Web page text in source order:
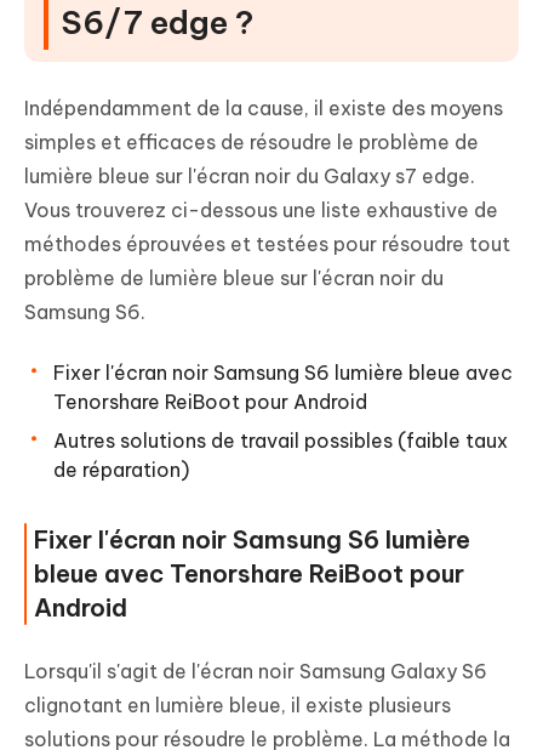
S6/7 edge ?
Indépendamment de la cause, il existe des moyens
simples et efficaces de résoudre le problème de
lumière bleue sur l'écran noir du Galaxy s7 edge.
Vous trouverez ci-dessous une liste exhaustive de
méthodes éprouvées et testées pour résoudre tout
problème de lumière bleue sur l'écran noir du
Samsung S6.
Fixer l'écran noir Samsung S6 lumière bleue avec
Tenorshare ReiBoot pour Android
Autres solutions de travail possibles (faible taux
de réparation)
Fixer l'écran noir Samsung S6 lumière
bleue avec Tenorshare ReiBoot pour
Android
Lorsqu'il s'agit de l'écran noir Samsung Galaxy S6
clignotant en lumière bleue, il existe plusieurs
solutions pour résoudre le problème. La méthode la